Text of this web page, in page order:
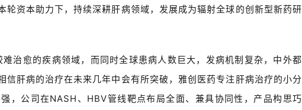
轮资本助力下，持续深耕肝病领域，发展成为辐射全球的创新型新药研
难治愈的疾病领域，而同时全球患病人数巨大，发病机制复杂，中外都
信肝病的治疗在未来几年中会有所突破，雅创医药专注肝病治疗的小分
，公司在NASH、HBV管线靶点布局全面、兼具协同性，产品构思巧